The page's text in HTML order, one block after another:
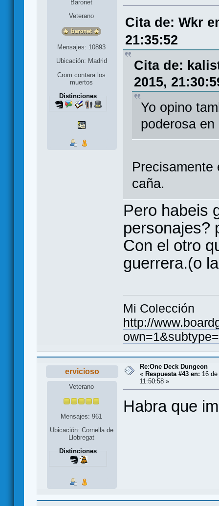
Baronet
Veterano
Mensajes: 10893
Ubicación: Madrid
Crom contara los
muertos
Distinciones
Cita de: Wkr
21:35:52
Cita de:
2015,
Yo opino
poderosa
caña.
Pero habeis
personajes?
Con el otro
guerrera.(o
Mi Colección
http://
ervicioso
Veterano
Mensajes: 961
Ubicación: Cornella de
Llobregat
Distinciones
Re:One Deck Dungeon
« Respuesta #43 en: 16
11:50:58 »
Habra que